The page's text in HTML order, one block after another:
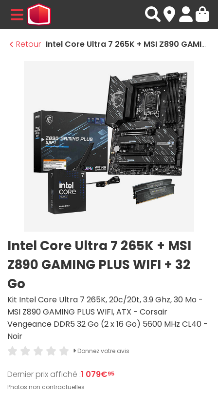
MENU
Retour
Intel Core Ultra 7 265K + MSI Z890 GAMING PLUS WIFI + 32 Go
Intel Core Ultra 7 265K + MSI
Z890 GAMING PLUS WIFI + 32
Go
Kit Intel Core Ultra 7 265K, 20c/20t, 3.9 Ghz, 30 Mo -
MSI Z890 GAMING PLUS WIFI, ATX - Corsair
Vengeance DDR5 32 Go (2 x 16 Go) 5600 MHz CL40 -
Noir
Donnez votre avis
Dernier prix affiché :1 079€95
Photos non contractuelles